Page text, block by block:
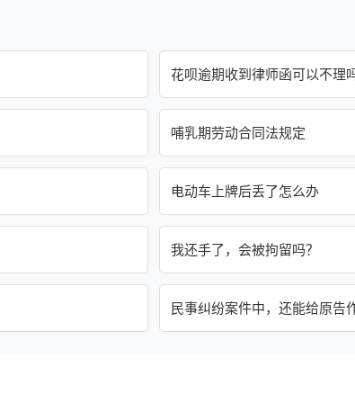
花呗逾期收到律师函可以不理
哺乳期劳动合同法规定
电动车上牌后丢了怎么办
我还手了，会被拘留吗？
民事纠纷案件中，还能给原告